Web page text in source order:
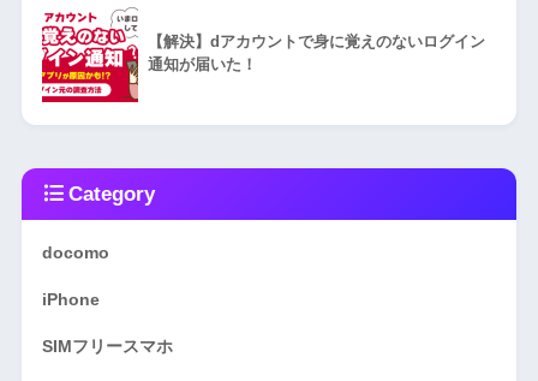
【解決】dアカウントで身に覚えのないログイン
通知が届いた！
Category
docomo
iPhone
SIMフリースマホ